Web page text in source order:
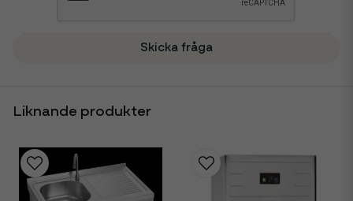
Skicka fråga
Liknande produkter